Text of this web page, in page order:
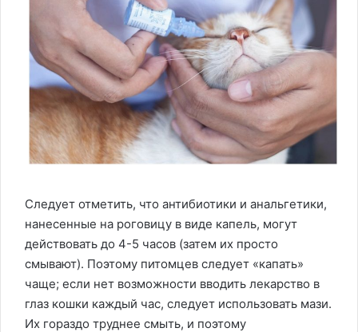
Следует отметить, что антибиотики и анальгетики,
нанесенные на роговицу в виде капель, могут
действовать до 4-5 часов (затем их просто
смывают). Поэтому питомцев следует «капать»
чаще; если нет возможности вводить лекарство в
глаз кошки каждый час, следует использовать мази.
Их гораздо труднее смыть, и поэтому